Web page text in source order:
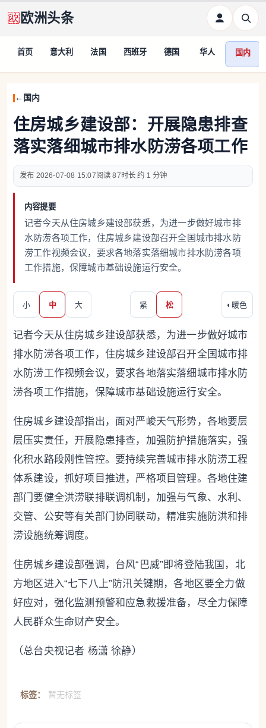
欧洲头条
首页 意大利 法国 西班牙 德国 华人 国内
国内
住房城乡建设部：开展隐患排查
落实落细城市排水防涝各项工作
2026-07-08 15:07 87 约 1 分钟
内容提要
记者今天从住房城乡建设部获悉，为进一步做好城市排
水防涝各项工作，住房城乡建设部召开全国城市排水防
涝工作视频会议，要求各地落实落细城市排水防涝各项
工作措施，保障城市基础设施运行安全。
小 中 大 紧 松 ◐ 暖色
记者今天从住房城乡建设部获悉，为进一步做好城市
排水防涝各项工作，住房城乡建设部召开全国城市排
水防涝工作视频会议，要求各地落实落细城市排水防
涝各项工作措施，保障城市基础设施运行安全。
住房城乡建设部指出，面对严峻天气形势，各地要层
层压实责任，开展隐患排查，加强防护措施落实，强
化积水路段刚性管控。要持续完善城市排水防涝工程
体系建设，抓好项目推进，严格项目管理。各地住建
部门要健全洪涝联排联调机制，加强与气象、水利、
交管、公安等有关部门协同联动，精准实施防洪和排
涝设施统筹调度。
住房城乡建设部强调，台风“巴威”即将登陆我国，北
方地区进入“七下八上”防汛关键期，各地区要全力做
好应对，强化监测预警和应急救援准备，尽全力保障
人民群众生命财产安全。
（总台央视记者 杨潇 徐静）
标签： 暂无标签